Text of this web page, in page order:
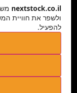
גאדג'טים
nextstock.co.il
ולשפר את חוויית
להפעיל.